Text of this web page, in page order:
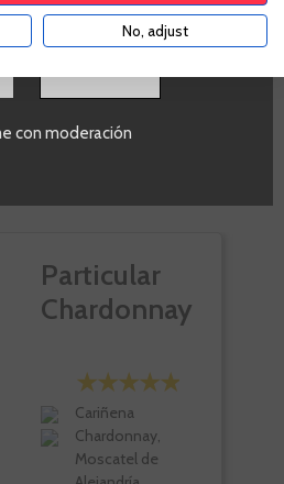
SI
TU CESTA,
Particular
Chardonnay
Cariñena
Chardonnay,
Moscatel de
con moderación
No, adjust